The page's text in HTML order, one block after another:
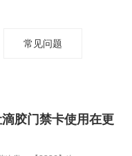
常见问题
胶门禁卡使用在更